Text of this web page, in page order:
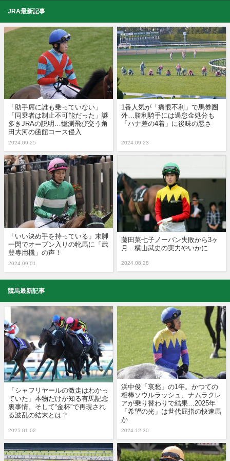
JRA最新記事
「助手席に誰も乗っていない」
「同乗者は制止不可能だった」謎
多きJRAの説明…憶測飛び交う角
田大河の函館コース侵入
2024.09.25
1番人気が「痛恨不利」で馬券圏
外…勝利騎手には過怠金処分も
「ハナ差の4着」に後味の悪さ
2024.09.23
「いい決め手を持っている」末脚
一閃でオープン入りの牝馬に「武
豊専用機」の声！
2024.09.01
藤田菜七子ノーバン失敗から3ヶ
月…横山武史の実力やいかに
2024.08.28
競馬最新記事
「シャフリヤールの激走はわかっ
ていた」本物だけが知る有馬記念
裏事情。そして“金杯”で再現され
る波乱の結末とは？
2025.01.02
浜中俊「哀愁」の1年。かつての
相棒ソウルラッシュ、ナムラクレ
アが乗り替わりで結果…2025年
「希望の光」は世代屈指の快速馬
か
2024.12.30